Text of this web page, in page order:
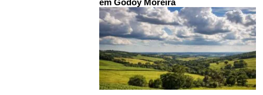
em Godoy Moreira